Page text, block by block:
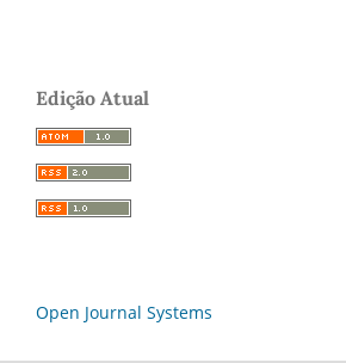
Edição Atual
Open Journal Systems